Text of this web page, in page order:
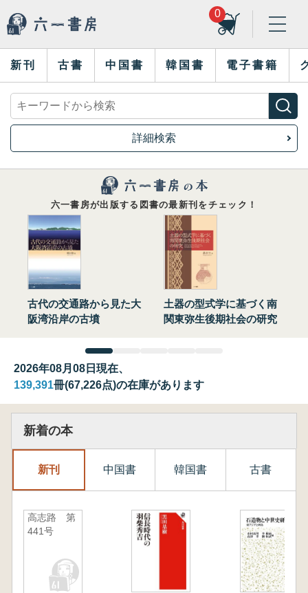
0
新刊 古書 中国書 韓国書 電子書籍
詳細検索
六一書房が出版する図書の最新刊をチェック！
古代の交通路から見た大
阪湾沿岸の古墳
土器の型式学に基づく南
関東弥生後期社会の研究
2026年08月08日現在、
139,391冊(67,226点)の在庫があります
新着の本
新刊 中国書 韓国書 古書
高志路 第
441号